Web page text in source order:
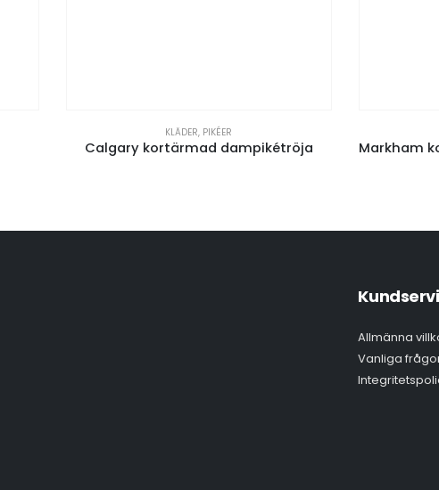
KLÄDER, PIKÉER
Calgary kortärmad dampikétröja
Allmänna
Vanliga